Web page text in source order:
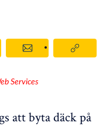
Services
att byta däck på